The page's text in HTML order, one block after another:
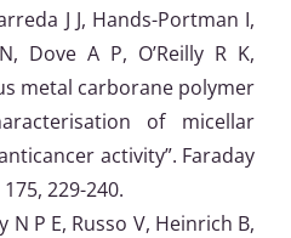
J J, Hands-Portman I,
Dove A P, O’Reilly R K,
metal carborane polymer
of micellar
activity”. Faraday
229-240.
N P E, Russo V, Heinrich B,